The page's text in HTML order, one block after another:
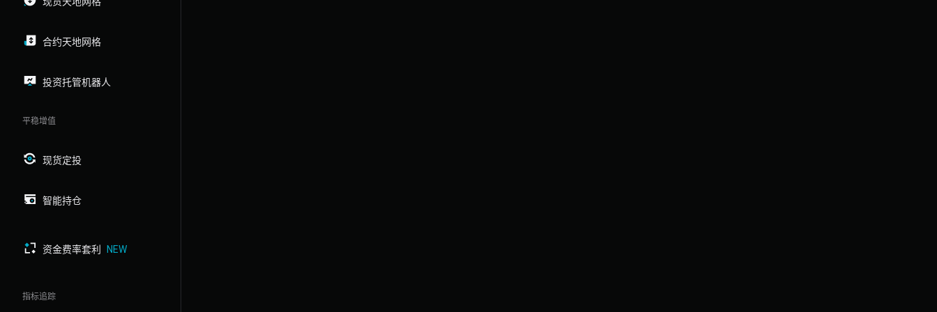
合约天地网格
投资托管机器人
平稳增值
现货定投
智能持仓
资金费率套利 NEW
指标追踪